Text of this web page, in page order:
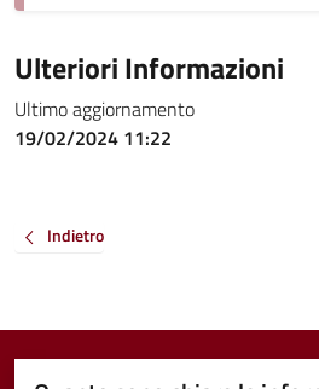
Ulteriori Informazioni
Ultimo aggiornamento
19/02/2024 11:22
Indietro